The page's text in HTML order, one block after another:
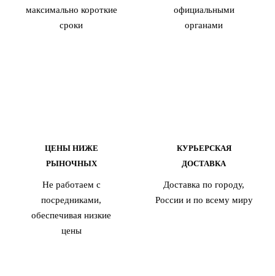
максимально короткие
сроки
официальными
органами
ЦЕНЫ НИЖЕ
РЫНОЧНЫХ
Не работаем с
посредниками,
обеспечивая низкие
цены
КУРЬЕРСКАЯ
ДОСТАВКА
Доставка по городу,
России и по всему миру